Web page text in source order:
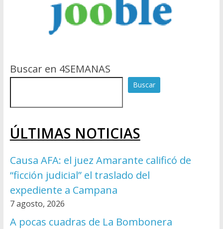
Buscar en 4SEMANAS
Buscar
ÚLTIMAS NOTICIAS
Causa AFA: el juez Amarante calificó de
“ficción judicial” el traslado del
expediente a Campana
7 agosto, 2026
A pocas cuadras de La Bombonera